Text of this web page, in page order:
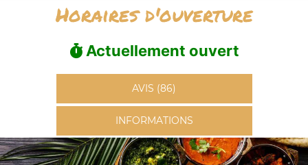
Horaires d'ouverture
Actuellement ouvert
AVIS (86)
INFORMATIONS